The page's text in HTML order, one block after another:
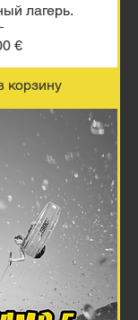
лагерь.
€
корзину